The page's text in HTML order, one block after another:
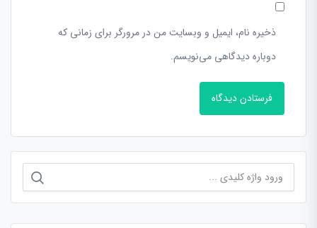
ذخیره نام، ایمیل و وبسایت من در مرورگر برای زمانی که
دوباره دیدگاهی می‌نویسم.
جستجو